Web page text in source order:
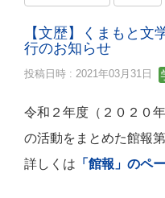
【文歴】くまもと
行のお知らせ
投稿日時 : 2021年03月31日
令和２年度（２０２０
の活動をまとめた館報
詳しくは 「館報」のペ